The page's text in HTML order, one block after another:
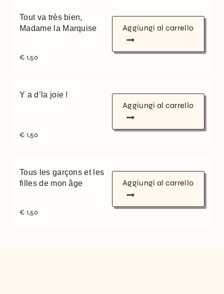
Tout va très bien,
Madame la Marquise
€ 1,50
Aggiungi al carrello
Y a d’la joie !
€ 1,50
Aggiungi al carrello
Tous les garçons et les
filles de mon âge
€ 1,50
Aggiungi al carrello